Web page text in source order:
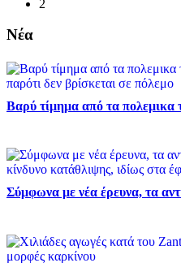
2
Νέα
Βαρύ τίμημα από τα πολεμικα
Σύμφωνα με νέα έρευνα, τα